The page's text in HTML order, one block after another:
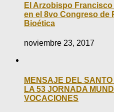
El Arzobispo
en el 8vo Congreso de
Bioética
noviembre 23, 2017
MENSAJE DEL
LA 53 JORNADA
VOCACIONES